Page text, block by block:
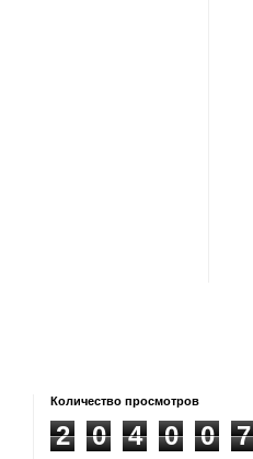
Количество просмотров
2 0 4 0 0 7